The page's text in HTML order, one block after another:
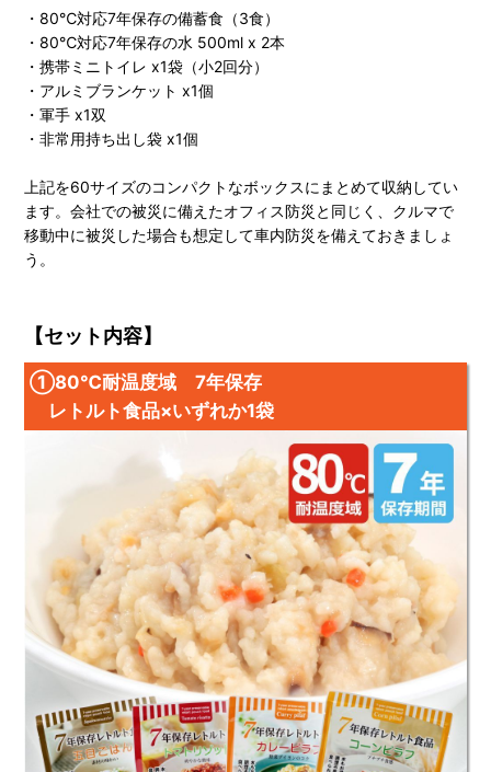
・80℃対応7年保存の備蓄食（3食）
・80℃対応7年保存の水 500ml x 2本
・携帯ミニトイレ x1袋（小2回分）
・アルミブランケット x1個
・軍手 x1双
・非常用持ち出し袋 x1個
上記を60サイズのコンパクトなボックスにまとめて収納してい
ます。会社での被災に備えたオフィス防災と同じく、クルマで
移動中に被災した場合も想定して車内防災を備えておきましょ
う。
【セット内容】
①80℃耐温度域 7年保存
レトルト食品×いずれか1袋